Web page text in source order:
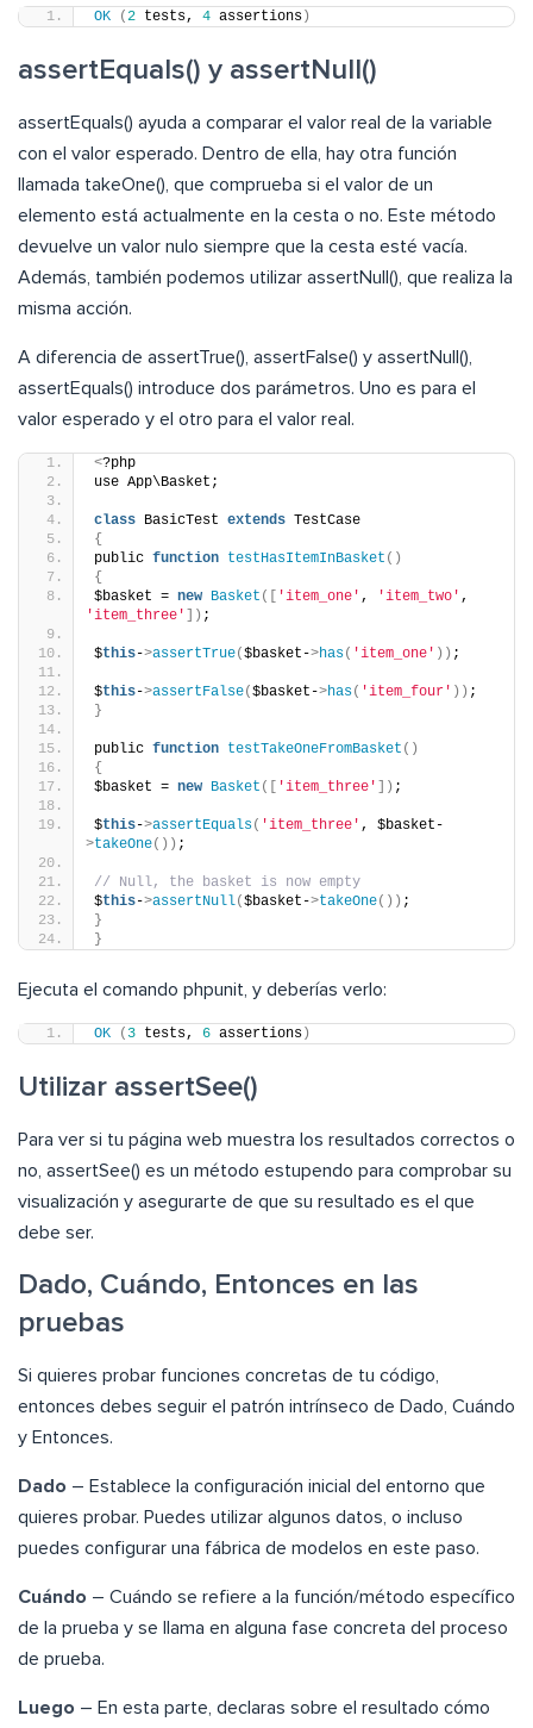
OK (2 tests, 4 assertions )
assertEquals() y assertNull()
assertEquals() ayuda a comparar el valor real de la variable
con el valor esperado. Dentro de ella, hay otra función
llamada takeOne(), que comprueba si el valor de un
elemento está actualmente en la cesta o no. Este método
devuelve un valor nulo siempre que la cesta esté vacía.
Además, también podemos utilizar assertNull(), que realiza la
misma acción.
A diferencia de assertTrue(), assertFalse() y assertNull(),
assertEquals() introduce dos parámetros. Uno es para el
valor esperado y el otro para el valor real.
<?php
use App\Basket;
class BasicTest extends TestCase
{
public function testHasItemInBasket ()
{
$basket = new Basket ([ 'item_one' , 'item_two'
'item_three'
]) ;
$this->assertTrue($basket->has( 'item_one' )) ;
$this->assertFalse($basket->has( 'item_four' )) ;
}
public function testTakeOneFromBasket ()
{
$basket = new Basket ([ 'item_three' ]) ;
$this->assertEquals( 'item_three' , $basket-
>takeOne()) ;
// Null, the basket is now empty
$this->assertNull($basket->takeOne()) ;
}
}
Ejecuta el comando phpunit, y deberías verlo:
OK ( 3 tests, 6 assertions )
Utilizar assertSee()
Para ver si tu página web muestra los resultados correctos o
no, assertSee() es un método estupendo para comprobar su
visualización y asegurarte de que su resultado es el que
debe ser.
Dado, Cuándo, Entonces en las
pruebas
Si quieres probar funciones concretas de tu código,
entonces debes seguir el patrón intrínseco de Dado, Cuándo
y Entonces.
Dado – Establece la configuración inicial del entorno que
quieres probar. Puedes utilizar algunos datos, o incluso
puedes configurar una fábrica de modelos en este paso.
Cuándo – Cuándo se refiere a la función/método específico
de la prueba y se llama en alguna fase concreta del proceso
de prueba.
Luego – En esta parte, declaras sobre el resultado cómo